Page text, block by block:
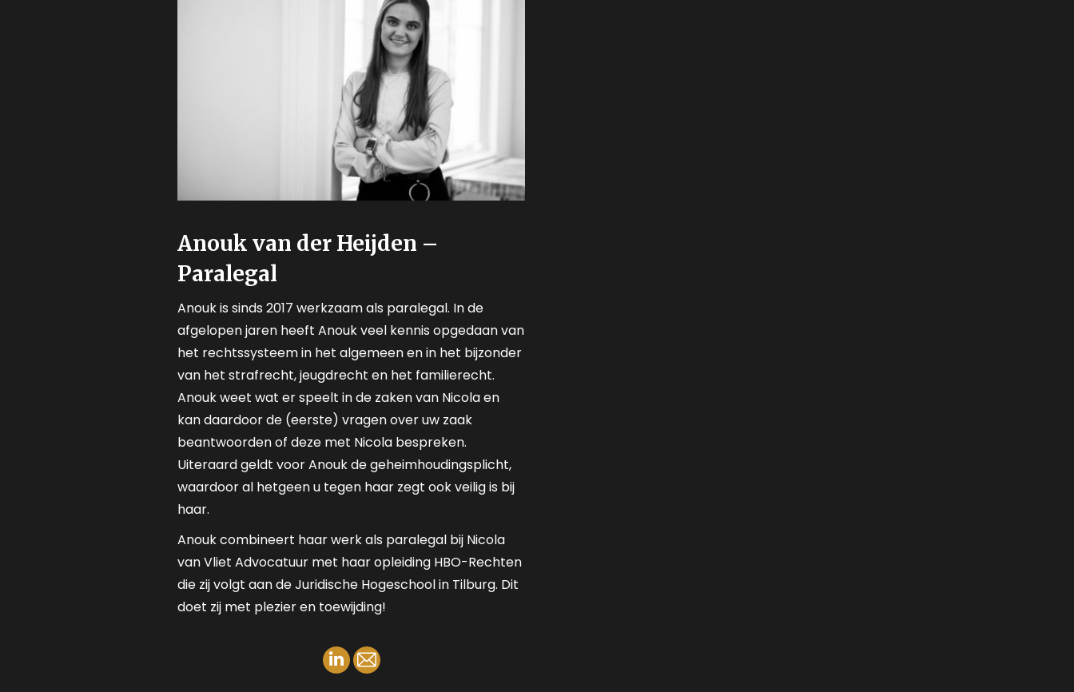
Anouk van der Heijden –
Paralegal
Anouk is sinds 2017 werkzaam als paralegal. In de
afgelopen jaren heeft Anouk veel kennis opgedaan van
het rechtssysteem in het algemeen en in het bijzonder
van het strafrecht, jeugdrecht en het familierecht.
Anouk weet wat er speelt in de zaken van Nicola en
kan daardoor de (eerste) vragen over uw zaak
beantwoorden of deze met Nicola bespreken.
Uiteraard geldt voor Anouk de geheimhoudingsplicht,
waardoor al hetgeen u tegen haar zegt ook veilig is bij
haar.
Anouk combineert haar werk als paralegal bij Nicola
van Vliet Advocatuur met haar opleiding HBO-Rechten
die zij volgt aan de Juridische Hogeschool in Tilburg. Dit
doet zij met plezier en toewijding!
Linkedin
Mail